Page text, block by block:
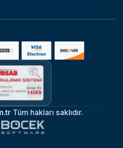
Tüm hakları saklıdır.